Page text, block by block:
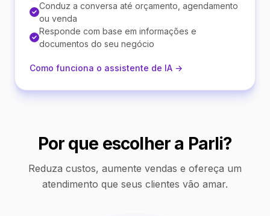
Conduz a conversa até orçamento, agendamento
ou venda
Responde com base em informações e
documentos do seu negócio
Como funciona o assistente de IA →
Por que escolher a Parli?
Reduza custos, aumente vendas e ofereça um
atendimento que seus clientes vão amar.